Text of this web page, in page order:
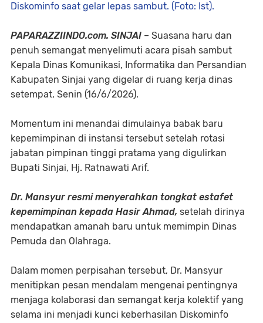
Diskominfo saat gelar lepas sambut. (Foto: Ist).
PAPARAZZIINDO.com. SINJAI – Suasana haru dan
penuh semangat menyelimuti acara pisah sambut
Kepala Dinas Komunikasi, Informatika dan Persandian
Kabupaten Sinjai yang digelar di ruang kerja dinas
setempat, Senin (16/6/2026).
Momentum ini menandai dimulainya babak baru
kepemimpinan di instansi tersebut setelah rotasi
jabatan pimpinan tinggi pratama yang digulirkan
Bupati Sinjai, Hj. Ratnawati Arif.
​Dr. Mansyur resmi menyerahkan tongkat estafet
kepemimpinan kepada Hasir Ahmad, setelah dirinya
mendapatkan amanah baru untuk memimpin Dinas
Pemuda dan Olahraga.
Dalam momen perpisahan tersebut, Dr. Mansyur
menitipkan pesan mendalam mengenai pentingnya
menjaga kolaborasi dan semangat kerja kolektif yang
selama ini menjadi kunci keberhasilan Diskominfo